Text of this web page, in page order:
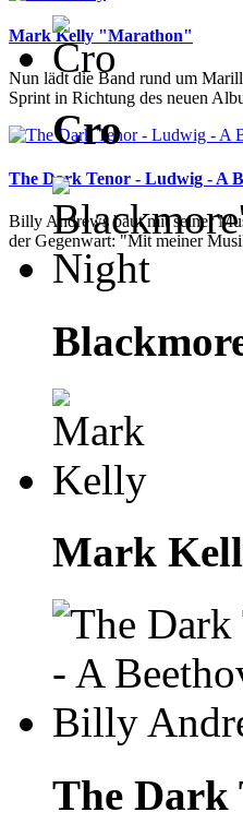
Mark Kelly "Marathon"
Nun lädt die Band rund um
Sprint in Richtung des neuen
The Dark Tenor - Ludwig - A
Billy Andrews baut mit seiner
der Gegenwart: "Mit meiner
Cro
Mark
The Dark